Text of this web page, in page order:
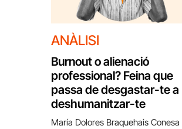
ANÀLISI
Burnout o alienació
professional? Feina que
passa de desgastar-te a
deshumanitzar-te
María Dolores Braquehais Conesa